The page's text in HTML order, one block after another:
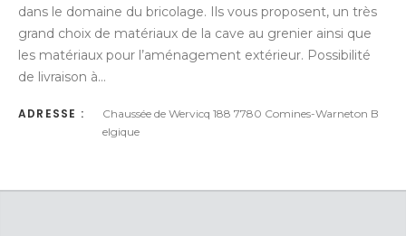
dans le domaine du bricolage. Ils vous proposent, un très
grand choix de matériaux de la cave au grenier ainsi que
les matériaux pour l’aménagement extérieur. Possibilité
de livraison à…
ADRESSE :
Chaussée de Wervicq 188 7780 Comines-Warneton B
elgique